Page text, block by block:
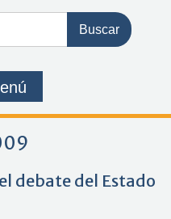
debate del Estado